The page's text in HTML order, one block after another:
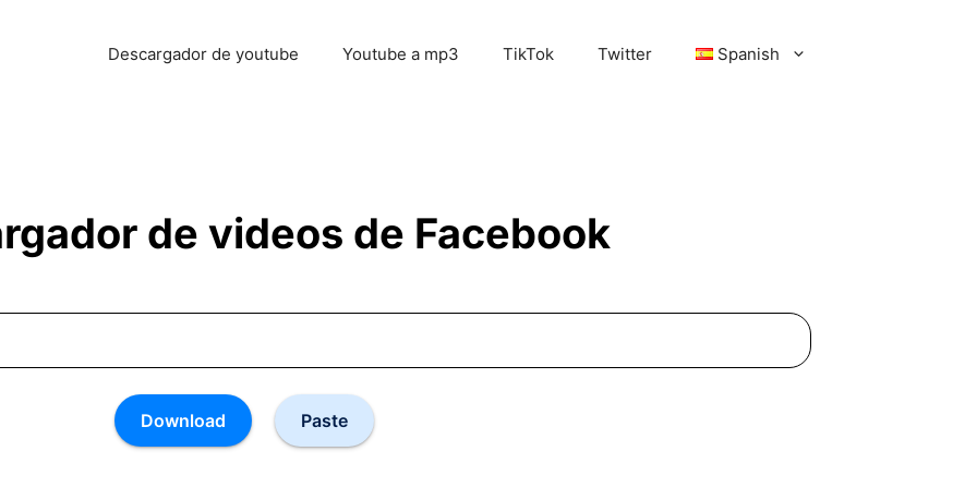
Descargador de youtube Youtube a mp3 TikTok Twitter Spanish
de videos de Facebook
Download Paste